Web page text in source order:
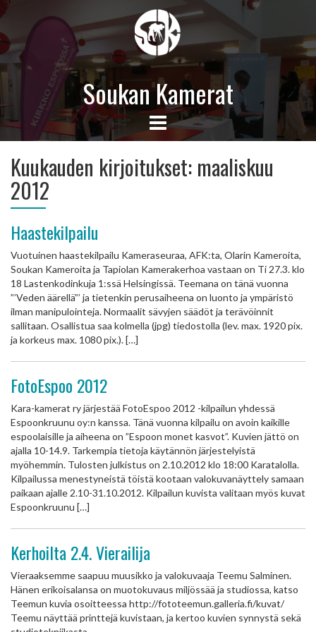
Soukan Kamerat
Kuukauden kirjoitukset: maaliskuu
2012
Haastekilpailu
Vuotuinen haastekilpailu Kameraseuraa, AFK:ta, Olarin Kameroita,
Soukan Kameroita ja Tapiolan Kamerakerhoa vastaan on Ti 27.3. klo
18 Lastenkodinkuja 1:ssä Helsingissä. Teemana on tänä vuonna
”’Veden äärellä”’ ja tietenkin perusaiheena on luonto ja ympäristö
ilman manipulointeja. Normaalit sävyjen säädöt ja terävöinnit
sallitaan. Osallistua saa kolmella (jpg) tiedostolla (lev. max. 1920 pix.
ja korkeus max. 1080 pix.). […]
FotoEspoo 2012
Kara-kamerat ry järjestää FotoEspoo 2012 -kilpailun yhdessä
Espoonkruunu oy:n kanssa. Tänä vuonna kilpailu on avoin kaikille
espoolaisille ja aiheena on ”Espoon monet kasvot”. Kuvien jättö on
ajalla 10-14.9. Tarkempia tietoja käytännön järjestelyistä
myöhemmin. Tulosten julkistus on 2.10.2012 klo 18:00 Karatalolla.
Kilpailussa menestyneistä töistä kootaan valokuvanäyttely samaan
paikaan ajalle 2.10-31.10.2012. Kilpailun kuvista valitaan myös kuvat
Espoonkruunu […]
Kerhoilta 2.4. Vierailija
Vieraaksemme saapuu muusikko ja valokuvaaja Teemu Salminen.
Hänen erikoisalansa on muotokuvaus miljössää ja studiossa, katso
Teemun kuvia osoitteessa http://fototeemun.galleria.fi/kuvat/
Teemu näyttää printtejä kuvistaan, ja kertoo kuvien synnystä sekä